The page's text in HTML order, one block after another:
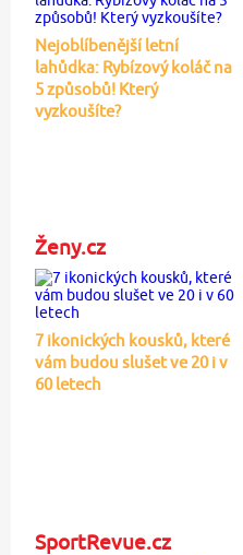
Nejoblíbenější letní
lahůdka: Rybízový koláč na
5 způsobů! Který
vyzkoušíte?
Ženy.cz
7 ikonických kousků, které
vám budou slušet ve 20 i v
60 letech
SportRevue.cz